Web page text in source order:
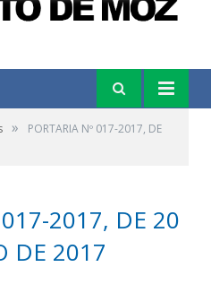
»
PORTARIA Nº 017-2017, DE
2017, DE 20
DE 2017